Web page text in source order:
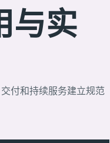
与实
付和持续服务建立规范